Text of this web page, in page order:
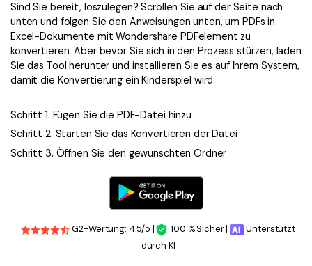
Sind Sie bereit, loszulegen? Scrollen Sie auf der Seite nach
unten und folgen Sie den Anweisungen unten, um PDFs in
Excel-Dokumente mit Wondershare PDFelement zu
konvertieren. Aber bevor Sie sich in den Prozess stürzen, laden
Sie das Tool herunter und installieren Sie es auf Ihrem System,
damit die Konvertierung ein Kinderspiel wird.
Schritt 1. Fügen Sie die PDF-Datei hinzu
Schritt 2. Starten Sie das Konvertieren der Datei
Schritt 3. Öffnen Sie den gewünschten Ordner
G2-Wertung: 4.5/5 | 100 % Sicher |
Unterstützt
durch KI